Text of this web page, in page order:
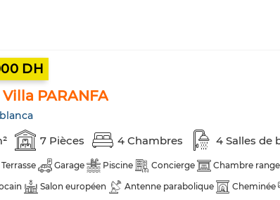
DH
PARANFA
7 Pièces 4 Chambres 4 Salles de
Terrasse Garage Piscine Concierge Chambre
Salon européen Antenne parabolique Cheminée